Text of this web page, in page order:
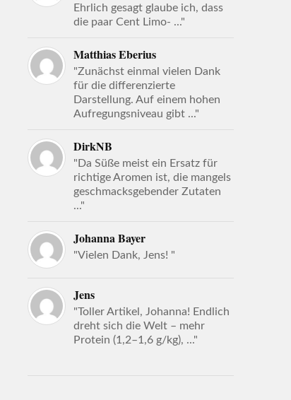
Ehrlich gesagt glaube ich, dass
die paar Cent Limo- ..."
Matthias Eberius
"Zunächst einmal vielen Dank
für die differenzierte
Darstellung. Auf einem hohen
Aufregungsniveau gibt ..."
DirkNB
"Da Süße meist ein Ersatz für
richtige Aromen ist, die mangels
geschmacksgebender Zutaten
..."
Johanna Bayer
"Vielen Dank, Jens! "
Jens
"Toller Artikel, Johanna! Endlich
dreht sich die Welt – mehr
Protein (1,2–1,6 g/kg), ..."